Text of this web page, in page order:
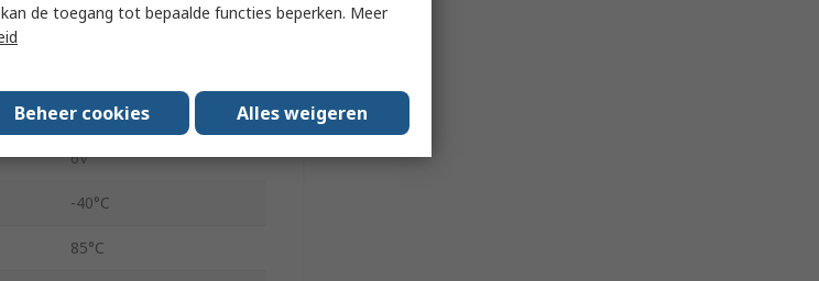
2V
20
6V
-40°C
85°C
de toegang tot bepaalde functies beperken. Meer
Beheer cookies Alles weigeren